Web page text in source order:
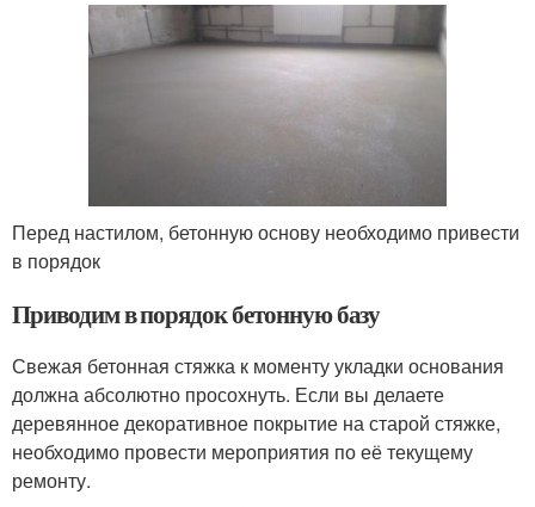
Перед настилом, бетонную основу необходимо привести
в порядок
Приводим в порядок бетонную базу
Свежая бетонная стяжка к моменту укладки основания
должна абсолютно просохнуть. Если вы делаете
деревянное декоративное покрытие на старой стяжке,
необходимо провести мероприятия по её текущему
ремонту.